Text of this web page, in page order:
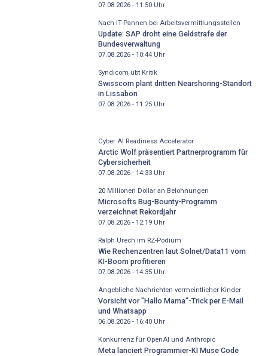
07.08.2026 - 11:50Uhr
Nach IT-Pannen bei Arbeitsvermittlungsstellen
Update: SAP droht eine Geldstrafe der
Bundesverwaltung
07.08.2026 - 10:44Uhr
Syndicom übt Kritik
Swisscom plant dritten Nearshoring-Standort
in Lissabon
07.08.2026 - 11:25Uhr
Cyber AI Readiness Accelerator
Arctic Wolf präsentiert Partnerprogramm für
Cybersicherheit
07.08.2026 - 14:33Uhr
20 Millionen Dollar an Belohnungen
Microsofts Bug-Bounty-Programm
verzeichnet Rekordjahr
07.08.2026 - 12:19Uhr
Ralph Urech im RZ-Podium
Wie Rechenzentren laut Solnet/Data11 vom
KI-Boom profitieren
07.08.2026 - 14:35Uhr
Angebliche Nachrichten vermeintlicher Kinder
Vorsicht vor "Hallo Mama"-Trick per E-Mail
und Whatsapp
06.08.2026 - 16:40Uhr
Konkurrenz für OpenAI und Anthropic
Meta lanciert Programmier-KI Muse Code